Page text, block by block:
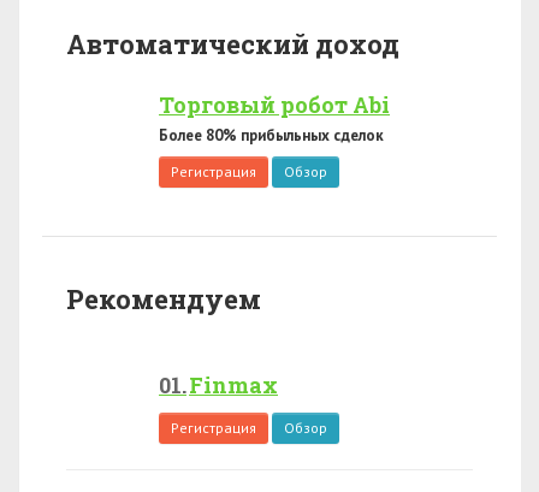
Автоматический доход
Торговый робот Abi
Более 80% прибыльных сделок
Регистрация Обзор
Рекомендуем
Finmax
Регистрация Обзор